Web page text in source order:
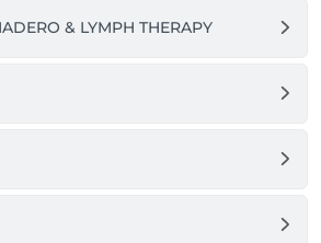
& LYMPH THERAPY